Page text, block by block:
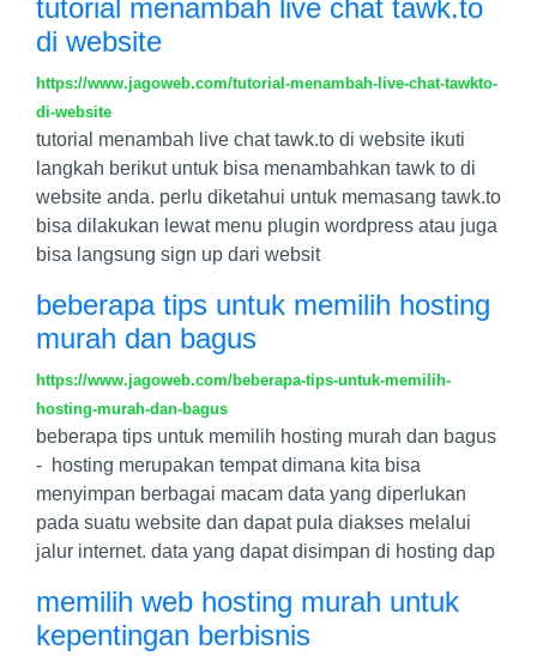
tutorial menambah live chat tawk.to
di website
https://www.jagoweb.com/tutorial-menambah-live-chat-tawkto-
di-website
tutorial menambah live chat tawk.to di website ikuti
langkah berikut untuk bisa menambahkan tawk to di
website anda. perlu diketahui untuk memasang tawk.to
bisa dilakukan lewat menu plugin wordpress atau juga
bisa langsung sign up dari websit
beberapa tips untuk memilih hosting
murah dan bagus
https://www.jagoweb.com/beberapa-tips-untuk-memilih-
hosting-murah-dan-bagus
beberapa tips untuk memilih hosting murah dan bagus
- hosting merupakan tempat dimana kita bisa
menyimpan berbagai macam data yang diperlukan
pada suatu website dan dapat pula diakses melalui
jalur internet. data yang dapat disimpan di hosting dap
memilih web hosting murah untuk
kepentingan berbisnis